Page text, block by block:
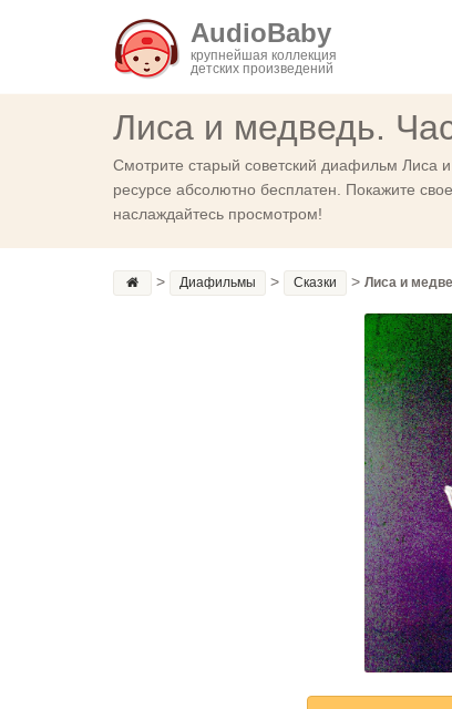
AudioBaby
крупнейшая коллекция
детских произведений
Лиса и медведь.
Смотрите старый советский диафильм Лиса
ресурсе абсолютно бесплатен. Покажите
наслаждайтесь просмотром!
> Диафильмы > Сказки > Лиса и